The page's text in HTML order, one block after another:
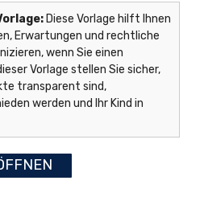
Diese Vorlage hilft Ihnen
Erwartungen und rechtliche
wenn Sie einen
Vorlage stellen Sie sicher,
transparent sind,
werden und Ihr Kind in